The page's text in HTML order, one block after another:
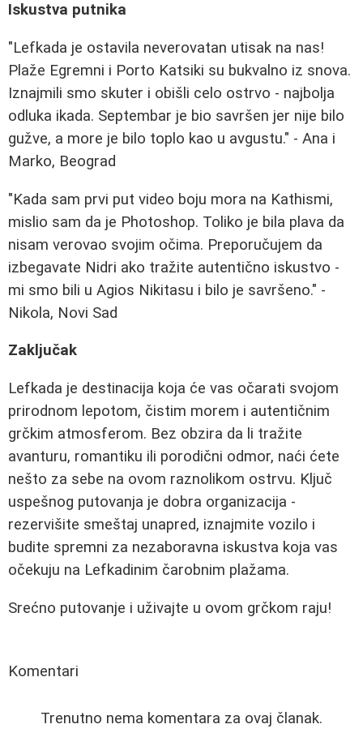
Iskustva putnika
"Lefkada je ostavila neverovatan utisak na nas!
Plaže Egremni i Porto Katsiki su bukvalno iz snova.
Iznajmili smo skuter i obišli celo ostrvo - najbolja
odluka ikada. Septembar je bio savršen jer nije bilo
gužve, a more je bilo toplo kao u avgustu." - Ana i
Marko, Beograd
"Kada sam prvi put video boju mora na Kathismi,
mislio sam da je Photoshop. Toliko je bila plava da
nisam verovao svojim očima. Preporučujem da
izbegavate Nidri ako tražite autentično iskustvo -
mi smo bili u Agios Nikitasu i bilo je savršeno." -
Nikola, Novi Sad
Zaključak
Lefkada je destinacija koja će vas očarati svojom
prirodnom lepotom, čistim morem i autentičnim
grčkim atmosferom. Bez obzira da li tražite
avanturu, romantiku ili porodični odmor, naći ćete
nešto za sebe na ovom raznolikom ostrvu. Ključ
uspešnog putovanja je dobra organizacija -
rezervišite smeštaj unapred, iznajmite vozilo i
budite spremni za nezaboravna iskustva koja vas
očekuju na Lefkadinim čarobnim plažama.
Srećno putovanje i uživajte u ovom grčkom raju!
Komentari
Trenutno nema komentara za ovaj članak.